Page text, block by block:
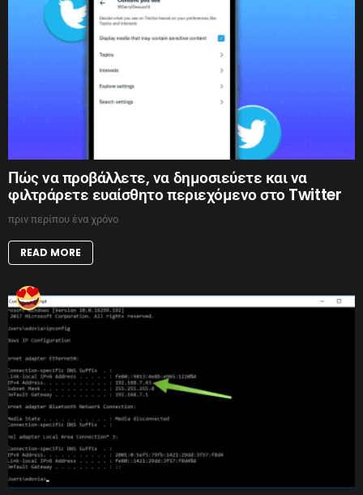
Πώς να προβάλλετε, να δημοσιεύετε και να
φιλτράρετε ευαίσθητο περιεχόμενο στο Twitter
πριν περίπου ένα χρόνο
READ MORE